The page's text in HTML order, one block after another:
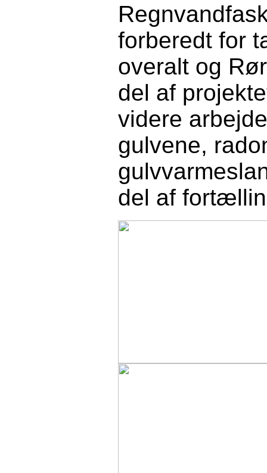
Regnvand
forberedt for
overalt og
del af
videre
gulvene,
del af